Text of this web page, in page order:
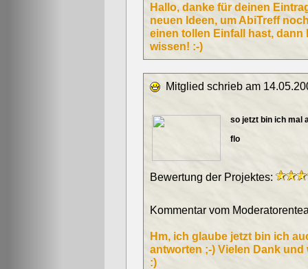
Hallo, danke für deinen
neuen Ideen, um AbiTreff
einen tollen Einfall hast,
wissen! :-)
Mitglied schrieb am
so jetzt bin ich mal
flo
Bewertung der Projektes:
Kommentar vom
Hm, ich glaube jetzt bin ich
antworten ;-) Vielen Dank
:)